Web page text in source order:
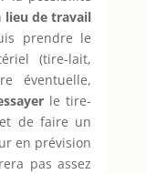
lieu de travail
prendre le
(tire-lait,
éventuelle,
le tire-
de faire un
en prévision
pas assez